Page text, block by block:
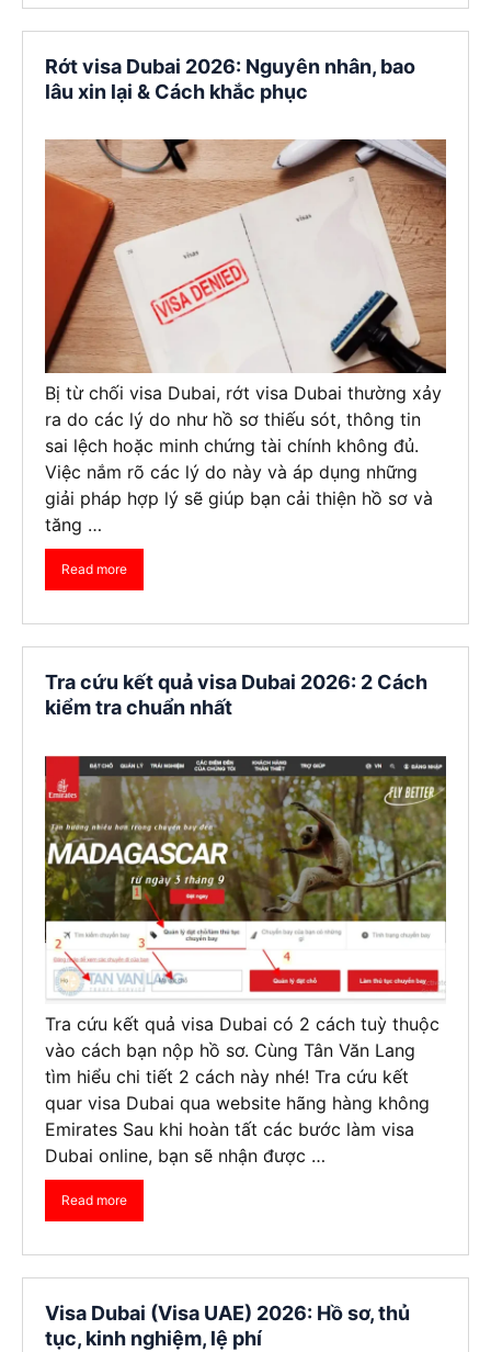
Rớt visa Dubai 2026: Nguyên nhân, bao
lâu xin lại & Cách khắc phục
Bị từ chối visa Dubai, rớt visa Dubai thường xảy
ra do các lý do như hồ sơ thiếu sót, thông tin
sai lệch hoặc minh chứng tài chính không đủ.
Việc nắm rõ các lý do này và áp dụng những
giải pháp hợp lý sẽ giúp bạn cải thiện hồ sơ và
tăng …
Read more
Tra cứu kết quả visa Dubai 2026: 2 Cách
kiểm tra chuẩn nhất
Tra cứu kết quả visa Dubai có 2 cách tuỳ thuộc
vào cách bạn nộp hồ sơ. Cùng Tân Văn Lang
tìm hiểu chi tiết 2 cách này nhé! Tra cứu kết
quar visa Dubai qua website hãng hàng không
Emirates Sau khi hoàn tất các bước làm visa
Dubai online, bạn sẽ nhận được …
Read more
Visa Dubai (Visa UAE) 2026: Hồ sơ, thủ
tục, kinh nghiệm, lệ phí